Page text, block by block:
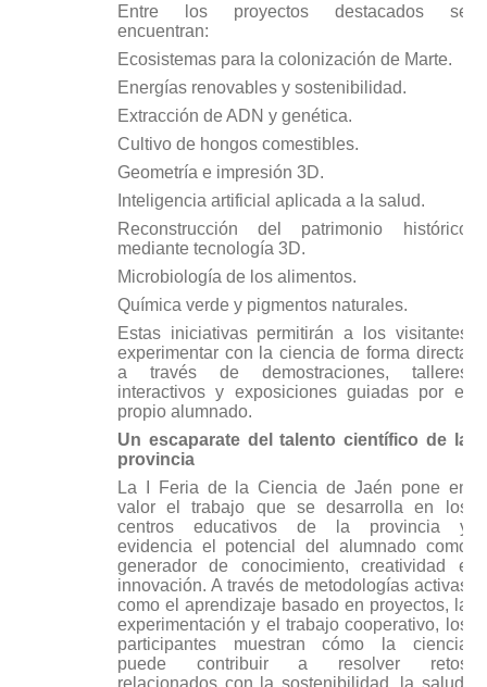
Entre los proyectos destacados se
encuentran:
Ecosistemas para la colonización de Marte.
Energías renovables y sostenibilidad.
Extracción de ADN y genética.
Cultivo de hongos comestibles.
Geometría e impresión 3D.
Inteligencia artificial aplicada a la salud.
Reconstrucción del patrimonio histórico
mediante tecnología 3D.
Microbiología de los alimentos.
Química verde y pigmentos naturales.
Estas iniciativas permitirán a los visitantes
experimentar con la ciencia de forma directa
a través de demostraciones, talleres
interactivos y exposiciones guiadas por el
propio alumnado.
Un escaparate del talento científico de la
provincia
La I Feria de la Ciencia de Jaén pone en
valor el trabajo que se desarrolla en los
centros educativos de la provincia y
evidencia el potencial del alumnado como
generador de conocimiento, creatividad e
innovación. A través de metodologías activas
como el aprendizaje basado en proyectos, la
experimentación y el trabajo cooperativo, los
participantes muestran cómo la ciencia
puede contribuir a resolver retos
relacionados con la sostenibilidad, la salud,